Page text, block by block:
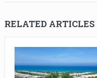
RELATED ARTICLES